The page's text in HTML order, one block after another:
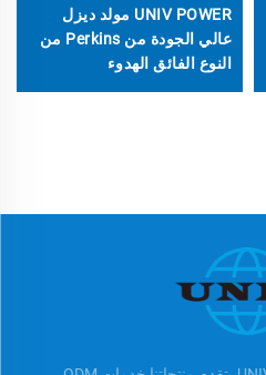
UNIV POWER مولد ديزل
عالي الجودة من Perkins من
النوع الفائق الهدوء